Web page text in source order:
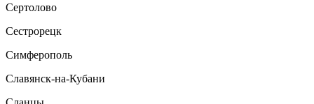
Сертолово
Сестрорецк
Симферополь
Славянск-на-Кубани